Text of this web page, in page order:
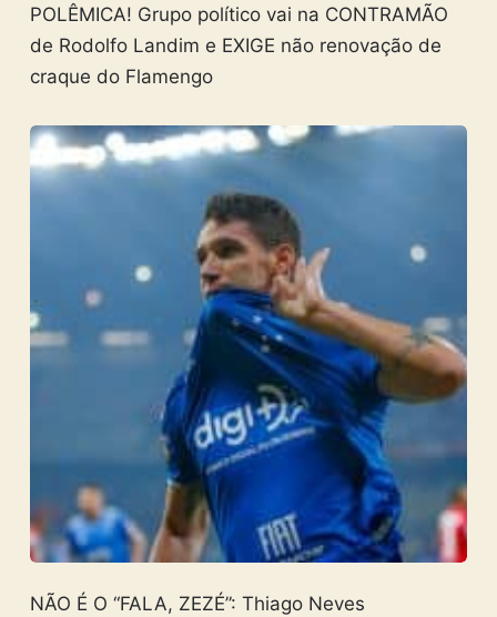
POLÊMICA! Grupo político vai na CONTRAMÃO
de Rodolfo Landim e EXIGE não renovação de
craque do Flamengo
NÃO É O “FALA, ZEZÉ”: Thiago Neves